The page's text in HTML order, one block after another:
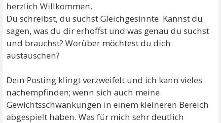
herzlich Willkommen.
Du schreibst, du suchst Gleichgesinnte. Kannst du
sagen, was du dir erhoffst und was genau du suchst
und brauchst? Worüber möchtest du dich
austauschen?
Dein Posting klingt verzweifelt und ich kann vieles
nachempfinden; wenn sich auch meine
Gewichtsschwankungen in einem kleineren Bereich
abgespielt haben. Was für mich sehr deutlich